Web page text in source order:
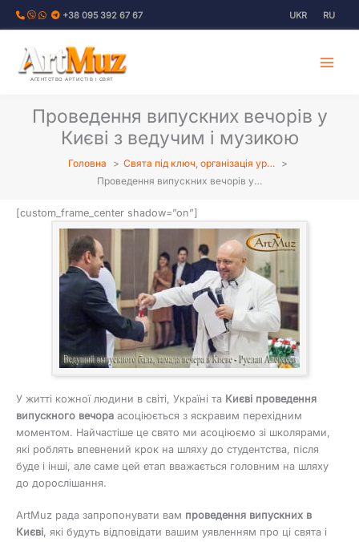
Перейти
+38 095 392 67 67 UKR RU
АГЕНТСТВО АРТИСТІВ І СВЯТ
Проведення випускних вечорів у
Києві з ведучим і музикою
Головна
Свята під ключ, організація ур…
Проведення випускних вечорів у…
[custom_frame_center shadow=”on”]
У житті кожної людини в світі, Україні та Києві проведення
випускного вечора асоціюється з яскравим перехідним
моментом. Найчастіше це свято ми асоціюємо зі школярами,
які роблять впевнений крок на шляху до студентства, після
буде і інші, але саме цей етап вважається головним на шляху
до дорослішання.
ArtMuz рада запропонувати вам проведення випускних в
Києві, які будуть відповідати вашим уявленням про ці свята і